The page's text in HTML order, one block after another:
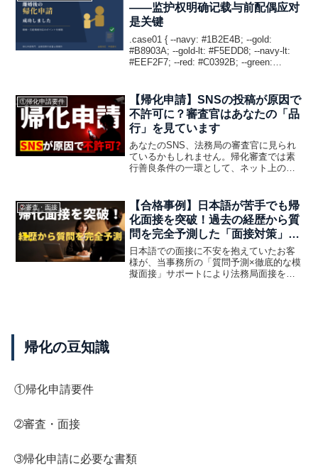
——监护权明确记载与前配偶应对
是关键
.case01 { --navy: #1B2E4B; --gold:
#B8903A; --gold-lt: #F5EDD8; --navy-lt:
#EEF2F7; --red: #C0392B; --green:
①帰化申請要件
【帰化申請】SNSの投稿が原因で
不許可に？審査官はあなたの「品
行」を見ています
あなたのSNS、法務局の審査官に見られ
ているかもしれません。帰化審査では素
行善良条件の一環として、ネット上の言
支と合わない生活アピールなど、不許可
を招く3つのNGパターンを解説します。
➁審査・面接
【合格事例】日本語が苦手でも帰
化面接を突破！過去の経歴から質
問を完全予測した「面接対策」の
舞台裏
日本語での面接に不安を抱えていたお客
様が、当事務所の「質問予測×徹底的な模
擬面接」サポートにより法務局面接を突
帰化の豆知識
①帰化申請要件
➁審査・面接
➂帰化申請に必要な書類